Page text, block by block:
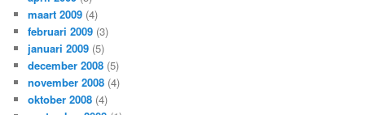
maart 2009 (4)
februari 2009 (3)
januari 2009 (5)
december 2008 (5)
november 2008 (4)
oktober 2008 (4)